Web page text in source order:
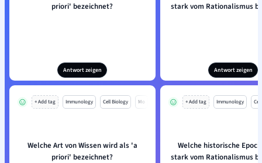
priori' bezeichnet?
Antwort zeigen
stark vom Rationalismus
Antwort zeigen
+ Add tag Immunology Cell Biology Mo
Welche Art von Wissen wird als 'a
priori' bezeichnet?
+ Add tag Immunology
Welche historische
stark vom Rationalismus